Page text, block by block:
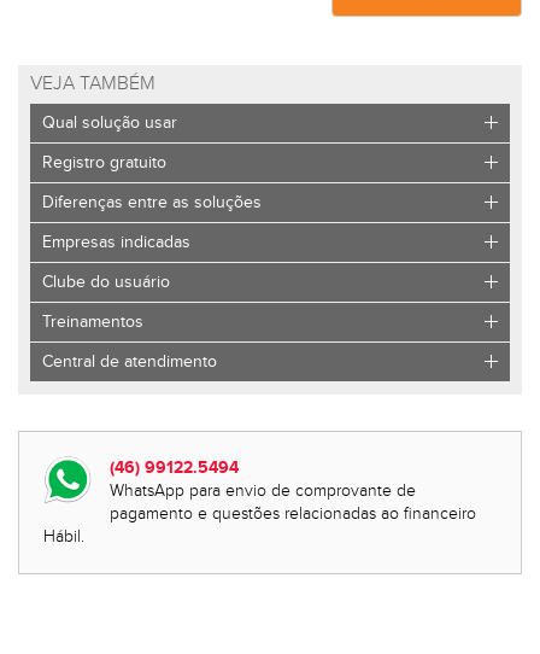
VEJA TAMBÉM
Qual solução usar
Registro gratuito
Diferenças entre as soluções
Empresas indicadas
Clube do usuário
Treinamentos
Central de atendimento
(46) 99122.5494
WhatsApp para envio de comprovante de
pagamento e questões relacionadas ao financeiro
Hábil.